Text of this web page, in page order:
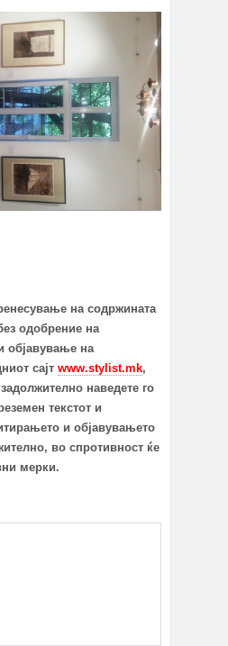
на содржината
одобрение на
објавување на
сајт www.stylist.mk,
адолжително наведете го
текстот и
и објавувањето
во спротивност ќе
мерки.